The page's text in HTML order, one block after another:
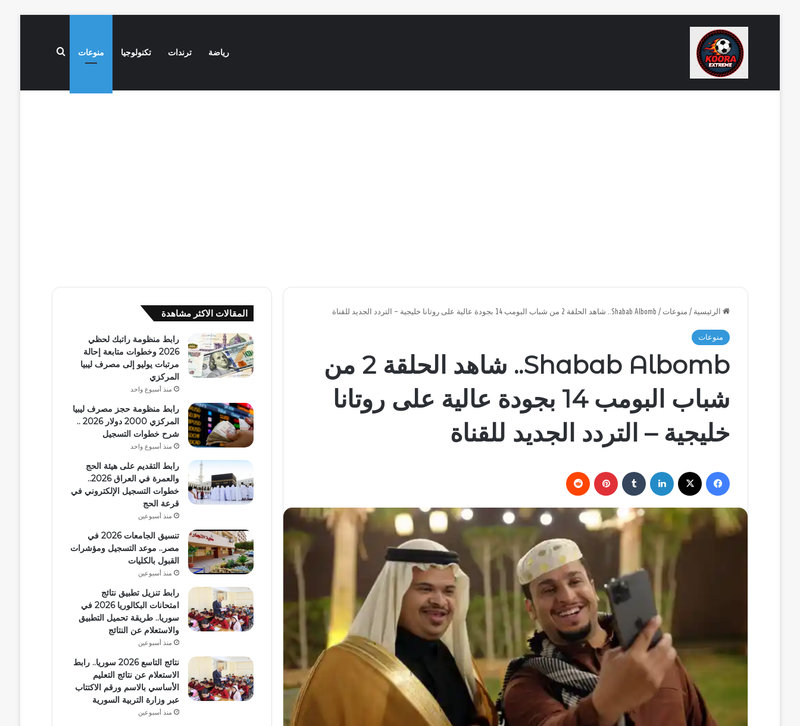
رياضة ترندات تكنولوجيا منوعات بحث عن
الرئيسية / منوعات / Shabab Albomb.. شاهد الحلقة 2 من شباب البومب 14 بجودة عالية على روتانا خليجية – التردد الجديد للقناة
منوعات
Shabab Albomb.. شاهد الحلقة 2 من
شباب البومب 14 بجودة عالية على روتانا
خليجية – التردد الجديد للقناة
فيسبوك لينكدإن بينتيريست
المقالات الاكثر مشاهدة
رابط منظومة راتبك لحظي
2026 وخطوات متابعة إحالة
مرتبات يوليو إلى مصرف ليبيا
المركزي
منذ أسبوع واحد
رابط منظومة حجز مصرف ليبيا
المركزي 2000 دولار 2026 ..
شرح خطوات التسجيل
منذ أسبوع واحد
رابط التقديم على هيئة الحج
والعمرة في العراق 2026..
خطوات التسجيل الإلكتروني في
قرعة الحج
منذ أسبوعين
تنسيق الجامعات 2026 في
مصر.. موعد التسجيل ومؤشرات
القبول بالكليات
منذ أسبوعين
رابط تنزيل تطبيق نتائج
امتحانات البكالوريا 2026 في
سوريا.. طريقة تحميل التطبيق
والاستعلام عن النتائج
منذ أسبوعين
نتائج التاسع 2026 سوريا.. رابط
الاستعلام عن نتائج التعليم
الأساسي بالاسم ورقم الاكتتاب
عبر وزارة التربية السورية
منذ أسبوعين